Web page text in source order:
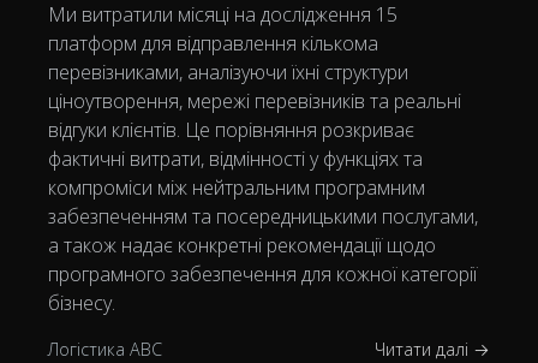
Ми витратили місяці на дослідження 15
платформ для відправлення кількома
перевізниками, аналізуючи їхні структури
ціноутворення, мережі перевізників та реальні
відгуки клієнтів. Це порівняння розкриває
фактичні витрати, відмінності у функціях та
компроміси між нейтральним програмним
забезпеченням та посередницькими послугами,
а також надає конкретні рекомендації щодо
програмного забезпечення для кожної категорії
бізнесу.
Логістика ABC Читати далі →